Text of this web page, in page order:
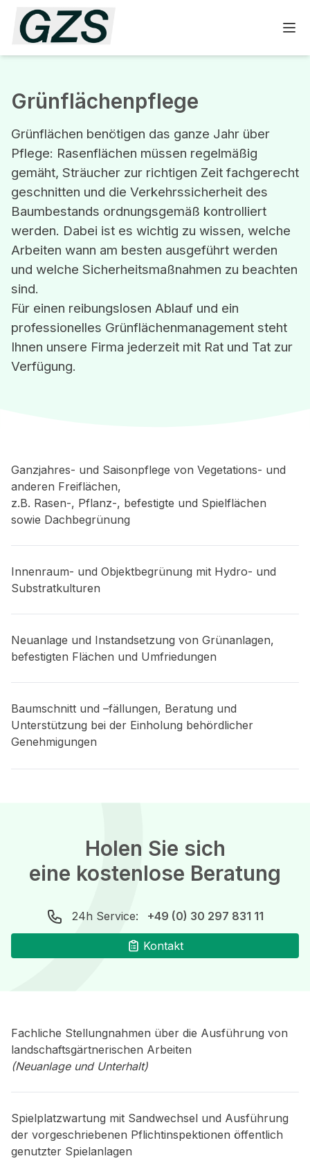
Grünflächenpflege
Grünflächen benötigen das ganze Jahr über
Pflege: Rasenflächen müssen regelmäßig
gemäht, Sträucher zur richtigen Zeit fachgerecht
geschnitten und die Verkehrssicherheit des
Baumbestands ordnungsgemäß kontrolliert
werden. Dabei ist es wichtig zu wissen, welche
Arbeiten wann am besten ausgeführt werden
und welche Sicherheitsmaßnahmen zu beachten
sind.
Für einen reibungslosen Ablauf und ein
professionelles Grünflächenmanagement steht
Ihnen unsere Firma jederzeit mit Rat und Tat zur
Verfügung.
Ganzjahres- und Saisonpflege von Vegetations- und
anderen Freiflächen,
z.B. Rasen-, Pflanz-, befestigte und Spielflächen
sowie Dachbegrünung
Innenraum- und Objektbegrünung mit Hydro- und
Substratkulturen
Neuanlage und Instandsetzung von Grünanlagen,
befestigten Flächen und Umfriedungen
Baumschnitt und –fällungen, Beratung und
Unterstützung bei der Einholung behördlicher
Genehmigungen
Holen Sie sich
eine kostenlose Beratung
24h Service: +49 (0) 30 297 831 11
Kontakt
Fachliche Stellungnahmen über die Ausführung von
landschaftsgärtnerischen Arbeiten
(Neuanlage und Unterhalt)
Spielplatzwartung mit Sandwechsel und Ausführung
der vorgeschriebenen Pflichtinspektionen öffentlich
genutzter Spielanlagen